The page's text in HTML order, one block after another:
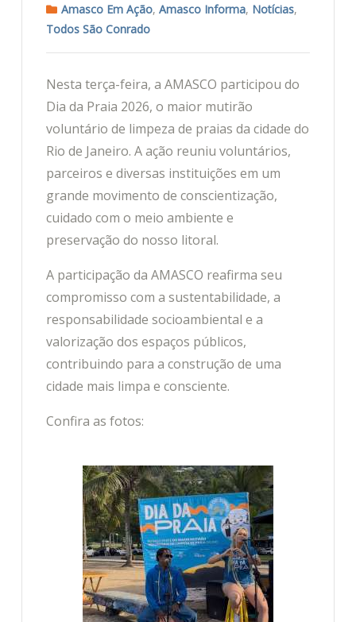
Amasco Em Ação, Amasco Informa, Notícias,
Todos São Conrado
Nesta terça-feira, a AMASCO participou do
Dia da Praia 2026, o maior mutirão
voluntário de limpeza de praias da cidade do
Rio de Janeiro. A ação reuniu voluntários,
parceiros e diversas instituições em um
grande movimento de conscientização,
cuidado com o meio ambiente e
preservação do nosso litoral.
A participação da AMASCO reafirma seu
compromisso com a sustentabilidade, a
responsabilidade socioambiental e a
valorização dos espaços públicos,
contribuindo para a construção de uma
cidade mais limpa e consciente.
Confira as fotos: